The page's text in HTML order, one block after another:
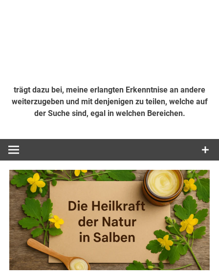
trägt dazu bei, meine erlangten Erkenntnise an andere
weiterzugeben und mit denjenigen zu teilen, welche auf
der Suche sind, egal in welchen Bereichen.